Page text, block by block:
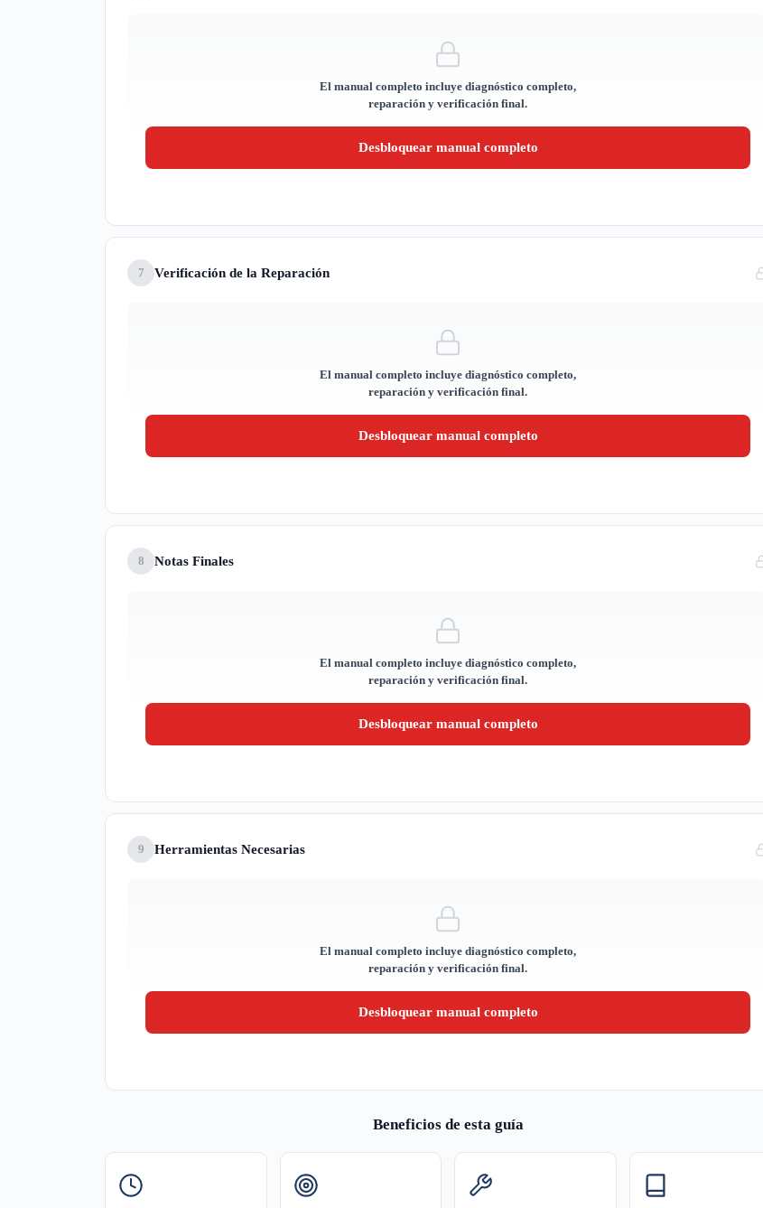
El manual completo incluye diagnóstico completo,
reparación y verificación final.
Desbloquear manual completo
7 Verificación de la Reparación
El manual completo incluye diagnóstico completo,
reparación y verificación final.
Desbloquear manual completo
8 Notas Finales
El manual completo incluye diagnóstico completo,
reparación y verificación final.
Desbloquear manual completo
9 Herramientas Necesarias
El manual completo incluye diagnóstico completo,
reparación y verificación final.
Desbloquear manual completo
Beneficios de esta guía